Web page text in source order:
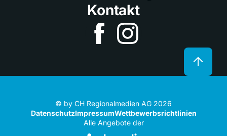
Kontakt
© by CH Regionalmedien AG 2026
DatenschutzImpressumWettbewerbsrichtlinien
Alle Angebote der